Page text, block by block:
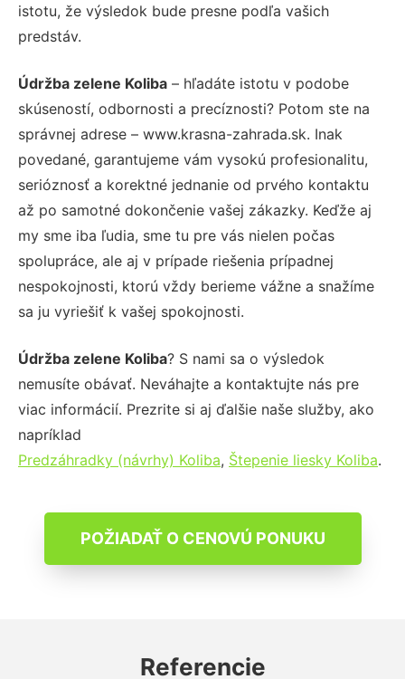
istotu, že výsledok bude presne podľa vašich
predstáv.
Údržba zelene Koliba – hľadáte istotu v podobe
skúseností, odbornosti a precíznosti? Potom ste na
správnej adrese – www.krasna-zahrada.sk. Inak
povedané, garantujeme vám vysokú profesionalitu,
serióznosť a korektné jednanie od prvého kontaktu
až po samotné dokončenie vašej zákazky. Keďže aj
my sme iba ľudia, sme tu pre vás nielen počas
spolupráce, ale aj v prípade riešenia prípadnej
nespokojnosti, ktorú vždy berieme vážne a snažíme
sa ju vyriešiť k vašej spokojnosti.
Údržba zelene Koliba? S nami sa o výsledok
nemusíte obávať. Neváhajte a kontaktujte nás pre
viac informácií. Prezrite si aj ďalšie naše služby, ako
napríklad
Predzáhradky (návrhy) Koliba, Štepenie liesky Koliba.
POŽIADAŤ O CENOVÚ PONUKU
Referencie